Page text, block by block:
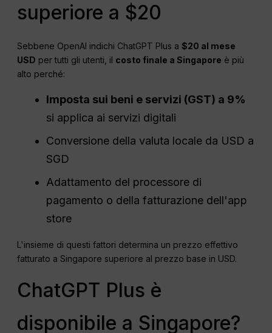
superiore a $20
Sebbene OpenAI indichi ChatGPT Plus a$20 al mese
USD per tutti gli utenti, il costo finale a Singapore è più
alto perché:
Imposta sui beni e servizi (GST) a 9%
si applica ai servizi digitali
Conversione della valuta locale da USD a
SGD
Adattamento del processore di
pagamento o della fatturazione dell'app
store
L'insieme di questi fattori determina un prezzo effettivo
fatturato a Singapore superiore al prezzo base in USD.
ChatGPT Plus è
disponibile a Singapore?